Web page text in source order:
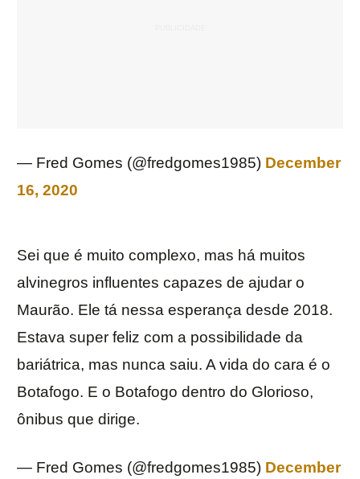
— Fred Gomes (@fredgomes1985) December
16, 2020
Sei que é muito complexo, mas há muitos
alvinegros influentes capazes de ajudar o
Maurão. Ele tá nessa esperança desde 2018.
Estava super feliz com a possibilidade da
bariátrica, mas nunca saiu. A vida do cara é o
Botafogo. E o Botafogo dentro do Glorioso,
ônibus que dirige.
— Fred Gomes (@fredgomes1985) December